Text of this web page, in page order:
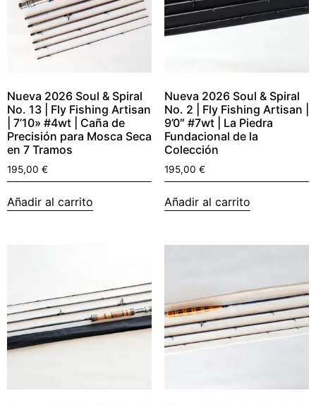
Nueva 2026 Soul & Spiral
No. 13 | Fly Fishing Artisan
| 7’10» #4wt | Caña de
Precisión para Mosca Seca
en 7 Tramos
195,00 €
Añadir al carrito
Nueva 2026 Soul & Spiral
No. 2 | Fly Fishing Artisan |
9’0″ #7wt | La Piedra
Fundacional de la
Colección
195,00 €
Añadir al carrito